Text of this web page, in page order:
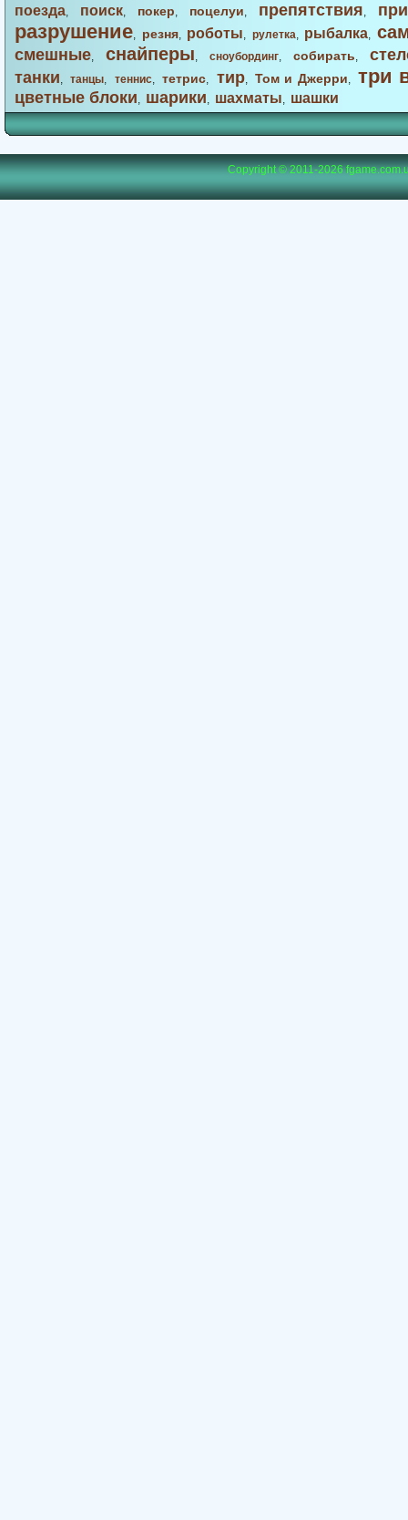
поезда, поиск, покер, поцелуи, препятствия,
разрушение, резня, роботы, рулетка, рыбалка,
смешные, снайперы, сноубординг, собирать,
танки,танцы, теннис,тетрис, тир,Том и Джерри, три
цветные блоки, шарики, шахматы, шашки
Copyright © 2011-2026